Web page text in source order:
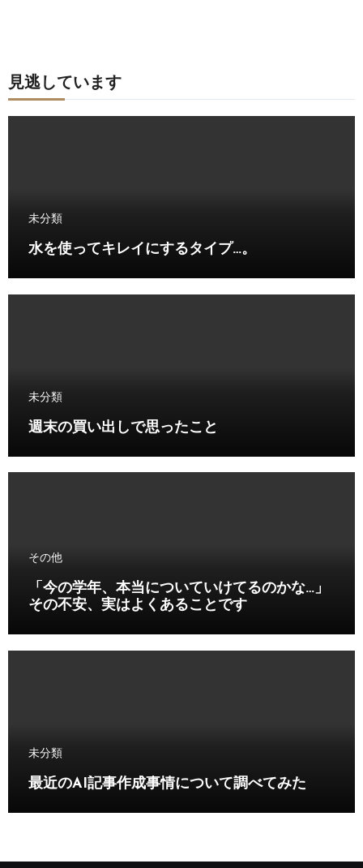
見逃しています
未分類
水を使ってキレイにするタイプ…。
未分類
週末の買い出しで思ったこと
その他
「今の学年、本当についていけてるのかな…」
その不安、実はよくあることです
未分類
最近のAI記事作成事情について調べてみた